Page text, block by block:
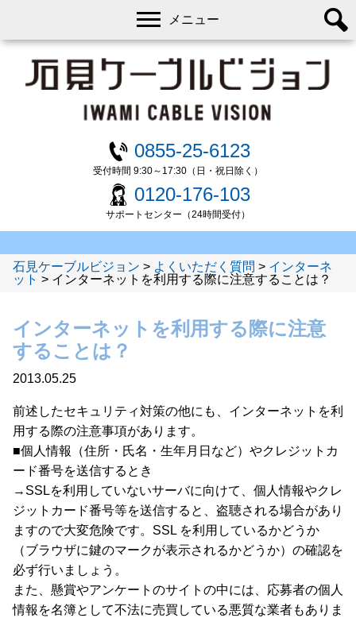
0855-25-6123
受付時間 9:30～17:30（日・祝日除く）
0120-176-103
サポートセンター（24時間受付）
メニュー
石見ケーブルビジョン > よくいただく質問 > インターネ
ット > インターネットを利用する際に注意することは？
インターネットを利用する際に注意
することは？
2013.05.25
前述したセキュリティ対策の他にも、インターネットを利
用する際の注意事項があります。
■個人情報（住所・氏名・生年月日など）やクレジットカ
ード番号を送信するとき
→SSLを利用していないサーバに向けて、個人情報やクレ
ジットカード番号等を送信すると、盗聴される場合があり
ますので大変危険です。SSL を利用しているかどうか
（ブラウザに鍵のマークが表示されるかどうか）の確認を
必ず行いましょう。
また、懸賞やアンケートのサイトの中には、応募者の個人
情報を名簿として不法に売買している悪質な業者もありま